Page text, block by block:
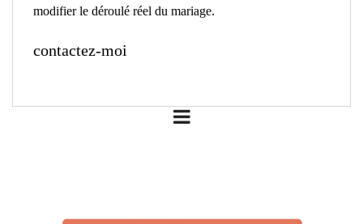
modifier le déroulé réel du mariage.
contactez-moi